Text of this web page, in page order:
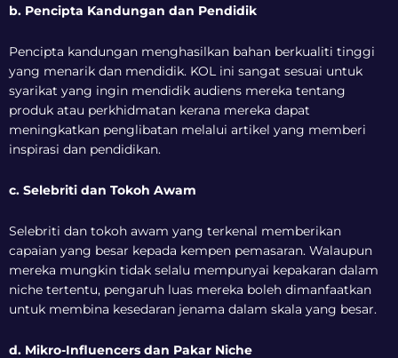
b. Pencipta Kandungan dan Pendidik
Pencipta kandungan menghasilkan bahan berkualiti tinggi
yang menarik dan mendidik. KOL ini sangat sesuai untuk
syarikat yang ingin mendidik audiens mereka tentang
produk atau perkhidmatan kerana mereka dapat
meningkatkan penglibatan melalui artikel yang memberi
inspirasi dan pendidikan.
c. Selebriti dan Tokoh Awam
Selebriti dan tokoh awam yang terkenal memberikan
capaian yang besar kepada kempen pemasaran. Walaupun
mereka mungkin tidak selalu mempunyai kepakaran dalam
niche tertentu, pengaruh luas mereka boleh dimanfaatkan
untuk membina kesedaran jenama dalam skala yang besar.
d. Mikro-Influencers dan Pakar Niche